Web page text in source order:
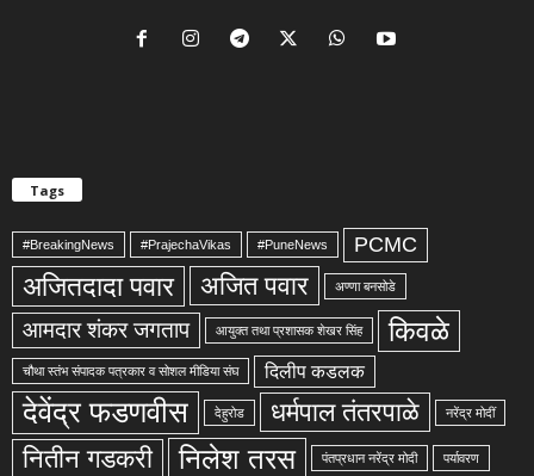
Tags
#BreakingNews #PrajechaVikas #PuneNews PCMC
अजितदादा पवार अजित पवार अण्णा बनसोडे
आमदार शंकर जगताप आयुक्त तथा प्रशासक शेखर सिंह किवळे
चौथा स्तंभ संपादक पत्रकार व सोशल मीडिया संघ दिलीप कडलक
देवेंद्र फडणवीस देहुरोड धर्मपाल तंतरपाळे नरेंद्र मोदीं
नितीन गडकरी निलेश तरस पंतप्रधान नरेंद्र मोदी पर्यावरण